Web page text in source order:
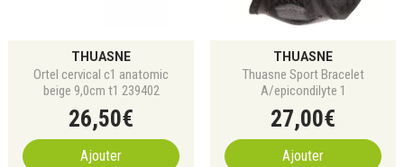
THUASNE
Ortel cervical c1 anatomic
beige 9,0cm t1 239402
26,50€
Ajouter
THUASNE
Thuasne Sport Bracelet
A/epicondilyte 1
27,00€
Ajouter